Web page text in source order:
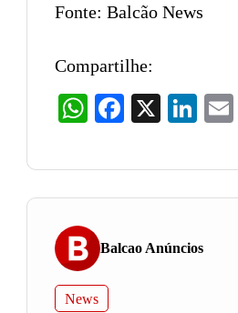
Fonte: Balcão News
Compartilhe:
WhatsAppFacebook
Balcao Anúncios
News